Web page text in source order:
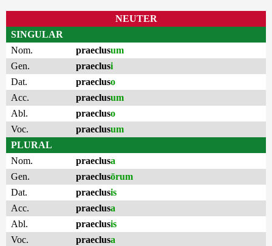
NEUTER
SINGULAR
Nom.
praeclusum
Gen.
praeclusi
Dat.
praecluso
Acc.
praeclusum
Abl.
praecluso
Voc.
praeclusum
PLURAL
Nom.
praeclusa
Gen.
praeclusōrum
Dat.
praeclusis
Acc.
praeclusa
Abl.
praeclusis
Voc.
praeclusa